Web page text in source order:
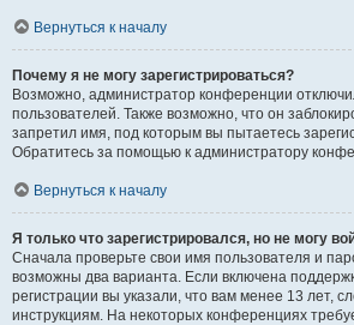
Вернуться к началу
Почему я не могу зарегистрироваться?
Возможно, администратор конференции
пользователей. Также возможно, что он
запретил имя, под которым вы пытаетесь
Обратитесь за помощью к администратору
Вернуться к началу
Я только что зарегистрировался, но не могу
Сначала проверьте свои имя пользователя и
возможны два варианта. Если включена
регистрации вы указали, что вам менее 13 лет,
инструкциям. На некоторых конференциях